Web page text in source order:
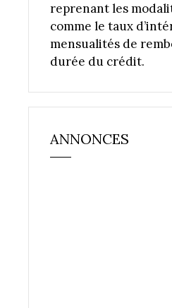
reprenant les
comme le taux
mensualités de
durée du crédit.
ANNONCES